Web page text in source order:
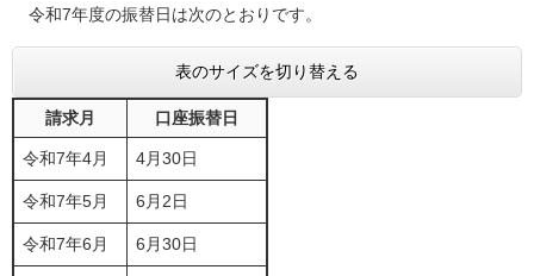
令和7年度の振替日は次のとおりです。
表のサイズを切り替える
請求月 口座振替日
令和7年4月 4月30日
令和7年5月 6月2日
令和7年6月 6月30日